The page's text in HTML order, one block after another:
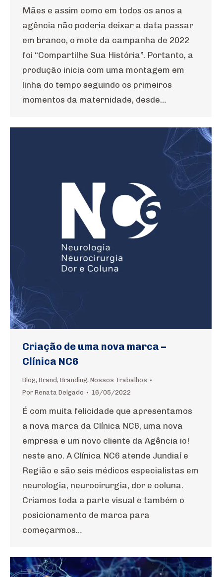
Mães e assim como em todos os anos a
agência não poderia deixar a data passar
em branco, o mote da campanha de 2022
foi “Compartilhe Sua História”. Portanto, a
produção inicia com uma montagem em
linha do tempo seguindo os primeiros
momentos da maternidade, desde…
Criação de uma nova marca –
Clínica NC6
Blog, Brand, Branding, Nossos Trabalhos
Por Renata Delgado 16/05/2022
É com muita felicidade que apresentamos
a nova marca da Clínica NC6, uma nova
empresa e um novo cliente da Agência io!
neste ano. A Clínica NC6 atende Jundiaí e
Região e são seis médicos especialistas em
neurologia, neurocirurgia, dor e coluna.
Criamos toda a parte visual e também o
posicionamento de marca para
começarmos…